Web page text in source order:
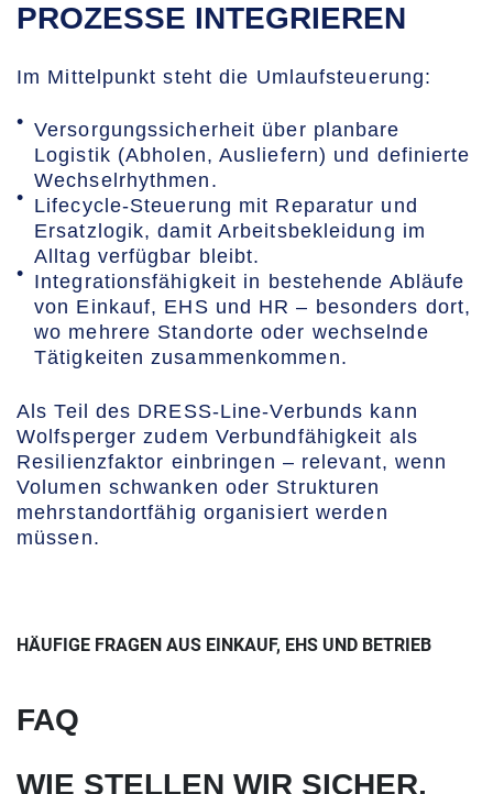
PROZESSE INTEGRIEREN
Im Mittelpunkt steht die Umlaufsteuerung:
Versorgungssicherheit über planbare
Logistik (Abholen, Ausliefern) und definierte
Wechselrhythmen.
Lifecycle-Steuerung mit Reparatur und
Ersatzlogik, damit Arbeitsbekleidung im
Alltag verfügbar bleibt.
Integrationsfähigkeit in bestehende Abläufe
von Einkauf, EHS und HR – besonders dort,
wo mehrere Standorte oder wechselnde
Tätigkeiten zusammenkommen.
Als Teil des DRESS-Line-Verbunds kann
Wolfsperger zudem Verbundfähigkeit als
Resilienzfaktor einbringen – relevant, wenn
Volumen schwanken oder Strukturen
mehrstandortfähig organisiert werden
müssen.
HÄUFIGE FRAGEN AUS EINKAUF, EHS UND BETRIEB
FAQ
WIE STELLEN WIR SICHER,